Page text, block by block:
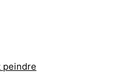
peindre